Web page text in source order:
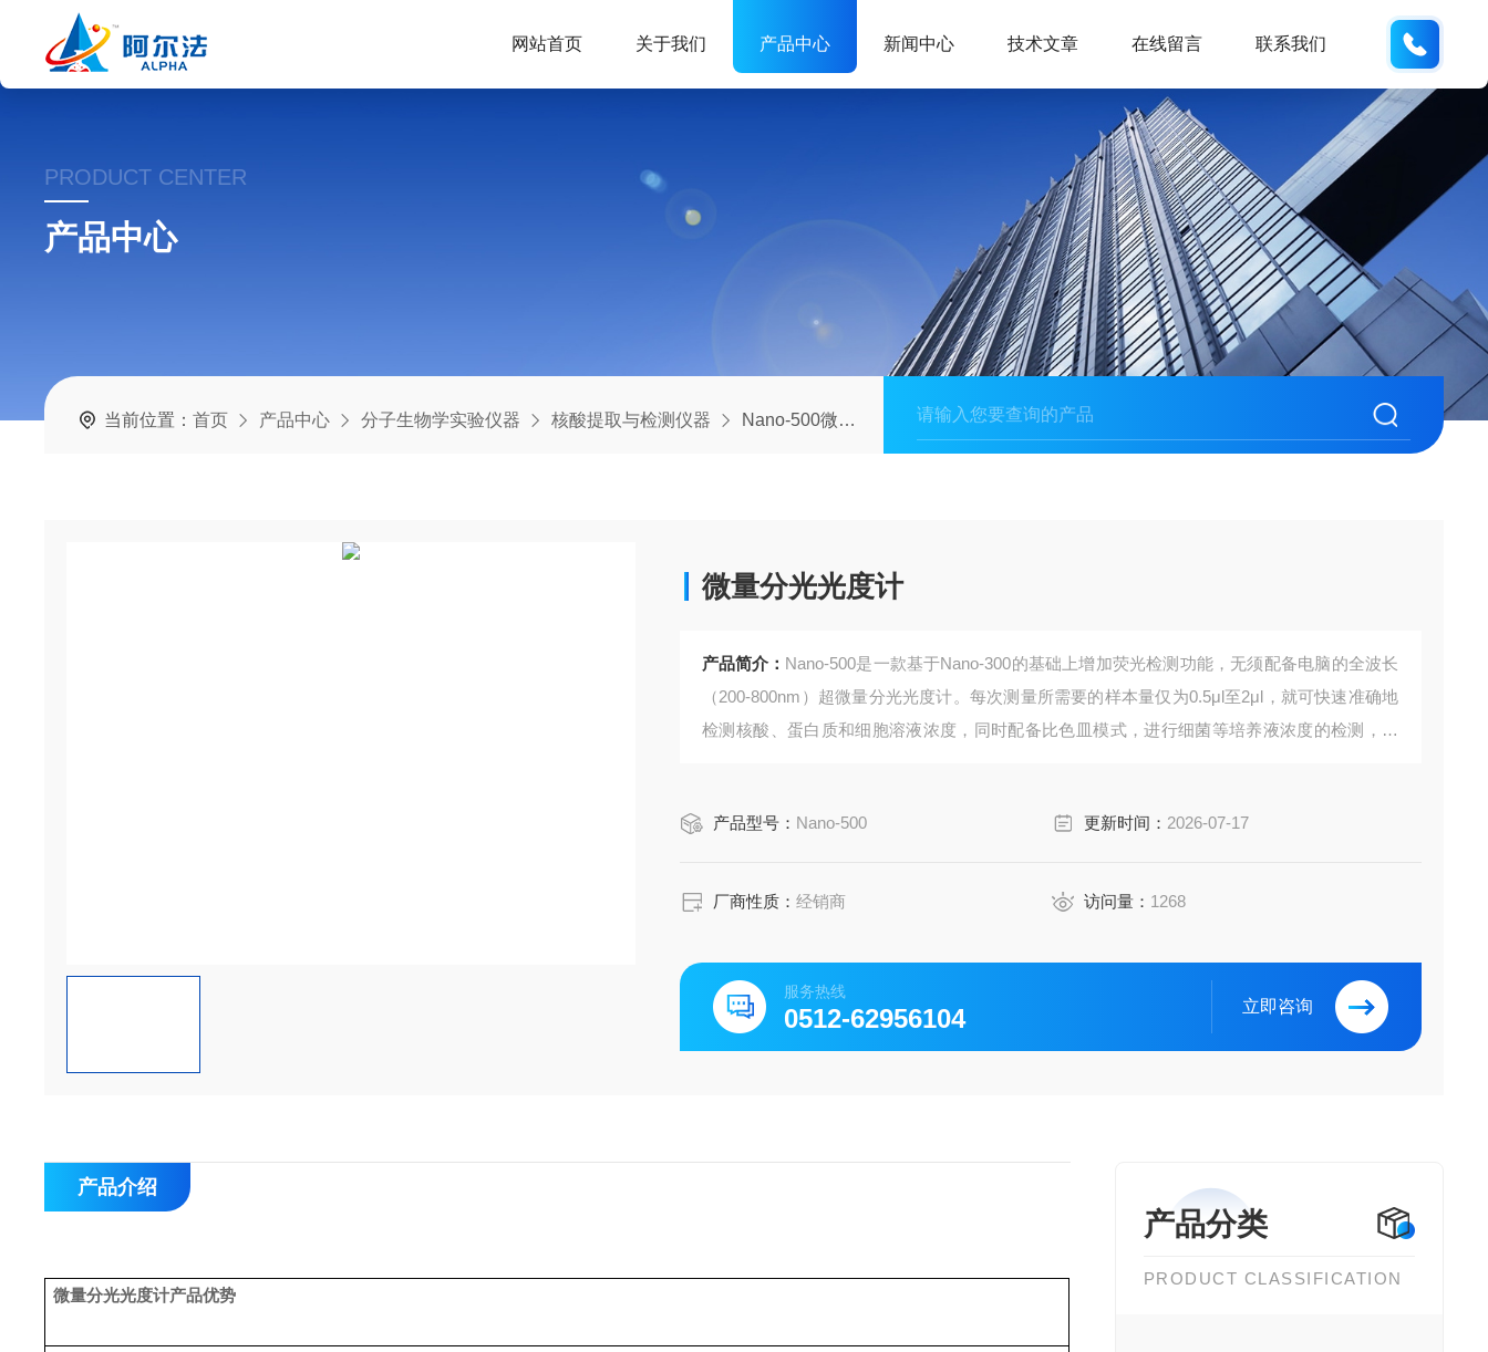
网站首页 关于我们 产品中心 新闻中心 技术文章 在线留言 联系我们
PRODUCT CENTER
产品中心
当前位置：首页 产品中心 分子生物学实验仪器 核酸提取与检测仪器 Nano-500微量分光光度计
微量分光光度计
产品简介： Nano-500是一款基于Nano-300的基础上增加荧光检测功能，无须配备电脑的全波长
（200-800nm）超微量分光光度计。每次测量所需要的样本量仅为0.5μl至2μl，就可快速准确地
检测核酸、蛋白质和细胞溶液浓度，同时配备比色皿模式，进行细菌等培养液浓度的检测，新
产品型号： Nano-500 更新时间： 2026-07-17
厂商性质：经销商 访问量： 1268
服务热线
0512-62956104 立即咨询
产品分类
PRODUCT CLASSIFICATION
产品介绍
微量分光光度计产品优势